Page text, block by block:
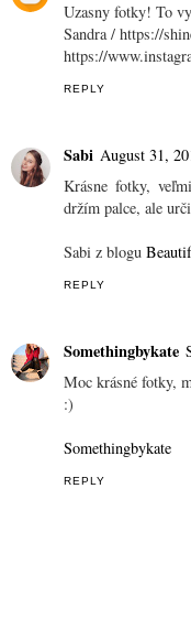
Uzasny fotky! To
Sandra / https://
https://
REPLY
Sabi August 31,
Krásne fotky,
držím palce, ale
Sabi z blogu
REPLY
Somethingbykate
Moc krásné fotky,
:)
Somethingbykate
REPLY